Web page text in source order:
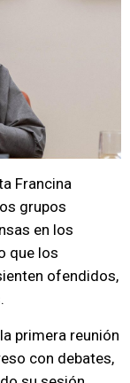
Francina
grupos
en los
que los
ofendidos,
primera reunión
con debates,